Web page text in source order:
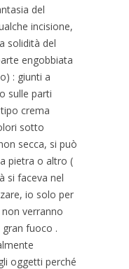
del
incisione,
solidità del
engobbiata
: giunti a
sulle parti
crema
sotto
secca, si può
pietra o altro (
si faceva nel
io solo per
verranno
fuoco .
oggetti perché